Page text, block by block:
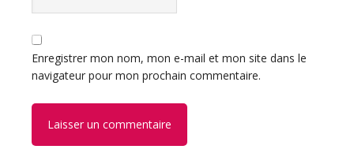
Enregistrer mon nom, mon e-mail et mon site dans le
navigateur pour mon prochain commentaire.